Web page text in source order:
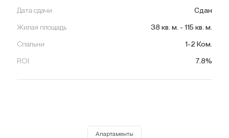
Дата сдачи Сдан
Жилая площадь 38 кв. м. - 115 кв. м.
Спальни 1-2 Ком.
ROI 7.8%
Апартаменты